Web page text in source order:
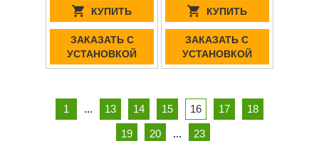
КУПИТЬ
ЗАКАЗАТЬ С
УСТАНОВКОЙ
КУПИТЬ
ЗАКАЗАТЬ С
УСТАНОВКОЙ
1 ... 13 14 15 16 17 18
19 20 ... 23